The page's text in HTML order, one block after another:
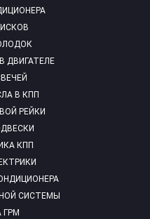
ДВИГАТЕЛЕ
В КПП
РЕЙКИ
КПП
СИСТЕМЫ
ГРМ